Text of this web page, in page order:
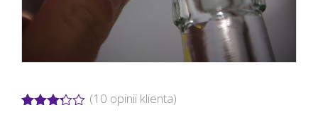
(10 opinii klienta)